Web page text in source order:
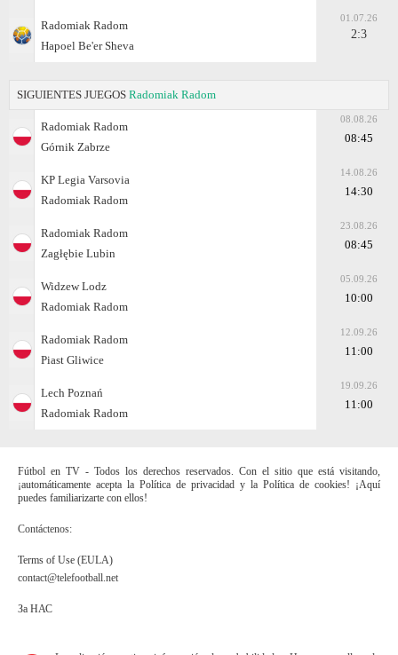
Radomiak Radom
Hapoel Be'er Sheva
01.07.26
2:3
SIGUIENTES JUEGOS Radomiak Radom
Radomiak Radom
Górnik Zabrze
08.08.26
08:45
KP Legia Varsovia
Radomiak Radom
14.08.26
14:30
Radomiak Radom
Zagłębie Lubin
23.08.26
08:45
Widzew Lodz
Radomiak Radom
05.09.26
10:00
Radomiak Radom
Piast Gliwice
12.09.26
11:00
Lech Poznań
Radomiak Radom
19.09.26
11:00
Fútbol en TV - Todos los derechos reservados. Con el sitio que está visitando,
¡automáticamente acepta la Política de privacidad y la Política de cookies! ¡Aquí
puedes familiarizarte con ellos!
Contáctenos:
Terms of Use (EULA)
contact@telefootball.net
За НАС